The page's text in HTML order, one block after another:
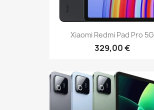
Xiaomi Redmi Pad Pro 5G
329,00 €